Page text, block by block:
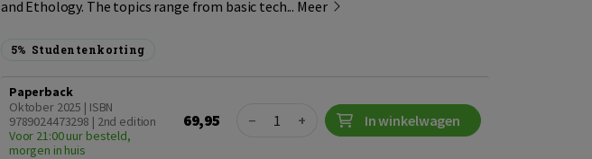
and Ethology. The topics range from basic tech... Meer
5% Studentenkorting
Paperback
Oktober 2025 | ISBN
9789024473298 | 2nd edition
Voor 21:00 uur besteld,
morgen in huis
69,95 Quantity
− + In winkelwagen